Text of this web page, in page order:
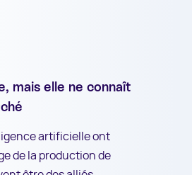
mais elle ne connaît
artificielle ont
de la production de